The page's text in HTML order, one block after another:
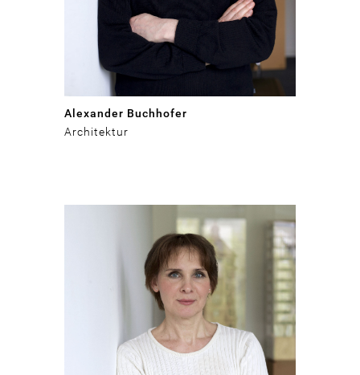
Alexander Buchhofer
Architektur